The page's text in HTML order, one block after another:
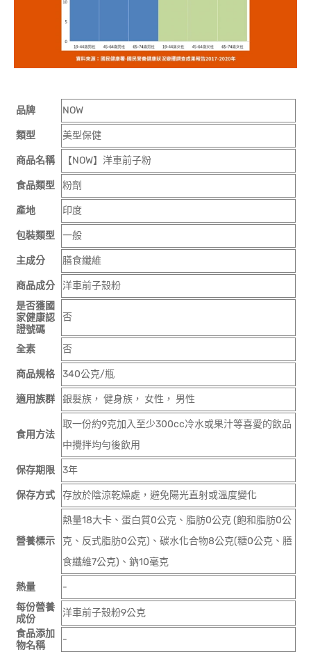
品牌 NOW
類型 美型保健
商品名稱 【NOW】洋車前子粉
食品類型 粉劑
產地 印度
包裝類型 一般
主成分 膳食纖維
商品成分
洋車前子殼粉
是否獲國
家健康認
證號碼
否
全素 否
商品規格 340公克/瓶
適用族群 銀髮族， 健身族， 女性， 男性
食用方法
取一份約9克加入至少300cc冷水或果汁等喜愛的飲品
中攪拌均勻後飲用
保存期限 3年
保存方式 存放於陰涼乾燥處，避免陽光直射或溫度變化
營養標示
熱量18大卡、蛋白質0公克、脂肪0公克 (飽和脂肪0公
克、反式脂肪0公克)、碳水化合物8公克(糖0公克、膳
食纖維7公克)、鈉10毫克
熱量
-
每份營養
成份
洋車前子殼粉9公克
食品添加
物名稱
-